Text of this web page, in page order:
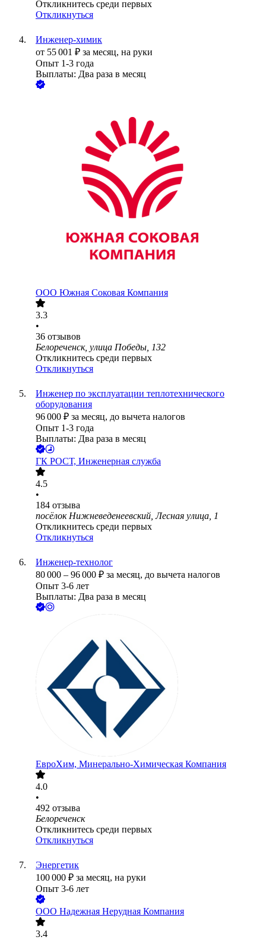
Откликнитесь среди первых
Откликнуться
Инженер-химик
от 55 001 ₽ за месяц, на руки
Опыт 1-3 года
Выплаты: Два раза в месяц
ООО Южная Соковая Компания
3.3
•
36 отзывов
Белореченск, улица Победы, 132
Откликнитесь среди первых
Откликнуться
Инженер по эксплуатации теплотехнического
оборудования
96 000 ₽ за месяц, до вычета налогов
Опыт 1-3 года
Выплаты: Два раза в месяц
ГК РОСТ, Инженерная служба
4.5
•
184 отзыва
посёлок Нижневеденеевский, Лесная улица, 1
Откликнитесь среди первых
Откликнуться
Инженер-технолог
80 000 – 96 000 ₽ за месяц, до вычета налогов
Опыт 3-6 лет
Выплаты: Два раза в месяц
ЕвроХим, Минерально-Химическая Компания
4.0
•
492 отзыва
Белореченск
Откликнитесь среди первых
Откликнуться
Энергетик
100 000 ₽ за месяц, на руки
Опыт 3-6 лет
ООО Надежная Нерудная Компания
3.4